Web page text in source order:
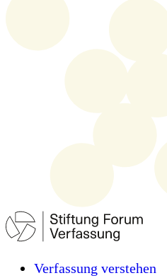
Verfassung verstehen